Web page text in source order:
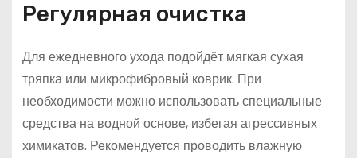
Регулярная очистка
Для ежедневного ухода подойдёт мягкая сухая
тряпка или микрофибровый коврик. При
необходимости можно использовать специальные
средства на водной основе, избегая агрессивных
химикатов. Рекомендуется проводить влажную